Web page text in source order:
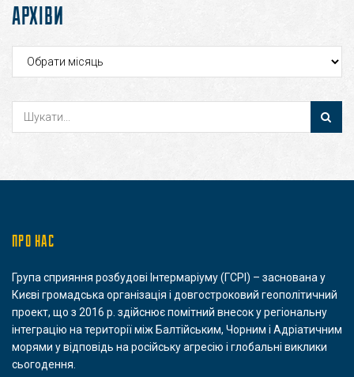
АРХІВИ
Архіви
ПРО НАС
Група сприяння розбудові Інтермаріуму (ГСРІ) – заснована у
Києві громадська організація і довгостроковий геополітичний
проект, що з 2016 р. здійснює помітний внесок у регіональну
інтеграцію на території між Балтійським, Чорним і Адріатичним
морями у відповідь на російську агресію і глобальні виклики
сьогодення.